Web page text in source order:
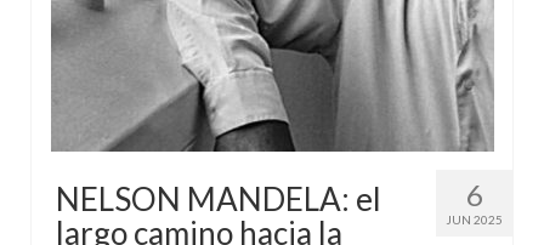
6
JUN 2025
NELSON MANDELA: el
largo camino hacia la